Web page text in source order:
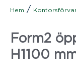
Hem /
Form2
H1100